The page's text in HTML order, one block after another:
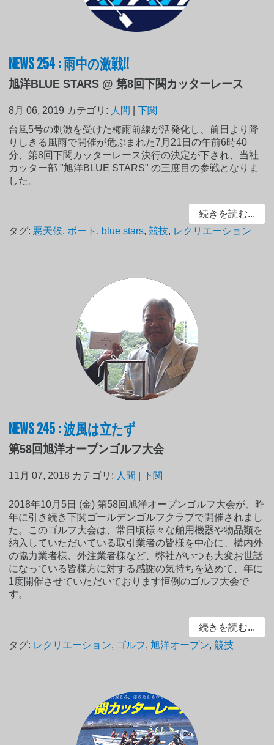
NEWS 254 : 雨中の激戦!!
旭洋BLUE STARS @ 第8回下関カッターレース
8月 06, 2019 カテゴリ: 人間 |下関
台風5号の刺激を受けた梅雨前線が活発化し、前日より降
りしきる風雨で開催が危ぶまれた7月21日の午前6時40
分、第8回下関カッターレース決行の決定が下され、当社
カッター部 "旭洋BLUE STARS" の三度目の参戦となりま
した。
続きを読む...
タグ: 悪天候, ボート , blue stars,競技, レクリエーション
NEWS 245 : 波風は立たず
第58回旭洋オープンゴルフ大会
11月 07, 2018 カテゴリ: 人間 |下関
2018年10月5日 (金) 第58回旭洋オープンゴルフ大会が、昨
年に引き続き下関ゴールデンゴルフクラブで開催されまし
た。このゴルフ大会は、常日頃様々な舶用機器や物品類を
納入していただいている取引業者の皆様を中心に、構内外
の協力業者様、外注業者様など、弊社がいつも大変お世話
になっている皆様方に対する感謝の気持ちを込めて、年に
1度開催させていただいております恒例のゴルフ大会で
す。
続きを読む...
タグ: レクリエーション, ゴルフ, 旭洋オープン,競技